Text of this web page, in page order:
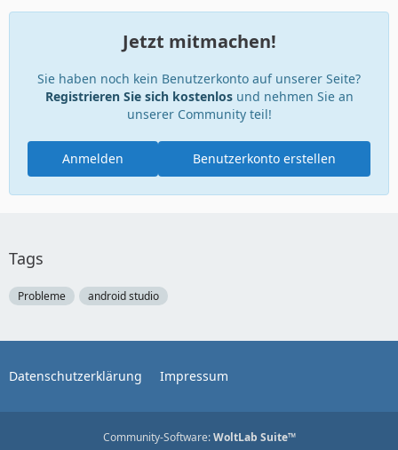
Jetzt mitmachen!
Sie haben noch kein Benutzerkonto auf unserer Seite?
Registrieren Sie sich kostenlosund nehmen Sie an
unserer Community teil!
Benutzerkonto erstellen
Anmelden
Tags
Probleme android studio
Datenschutzerklärung Impressum
Community-Software:WoltLab Suite™